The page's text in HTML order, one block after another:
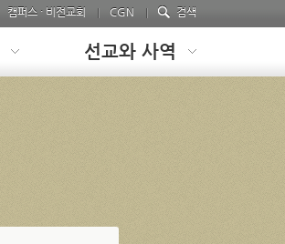
캠퍼스 · 비전교회 CGN 검색
선교와 사역